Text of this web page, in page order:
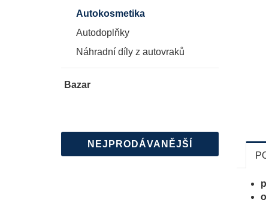
Autokosmetika
Autodoplňky
Náhradní díly z autovraků
Bazar
NEJPRODÁVANĚJŠÍ